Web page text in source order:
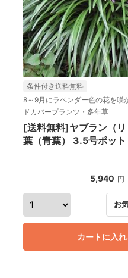
条件付き送料無料
8～9月にラベンダー色の花を咲
ドカバープランツ・多年草
[送料無料]ヤブラン（
葉（青葉） 3.5号ポット
5,940 円
カートに入
お